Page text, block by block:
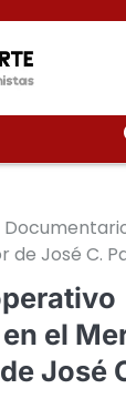
José C.
el
José